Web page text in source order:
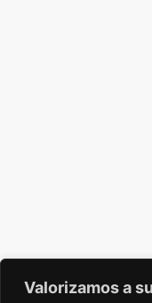
Valorizamos a